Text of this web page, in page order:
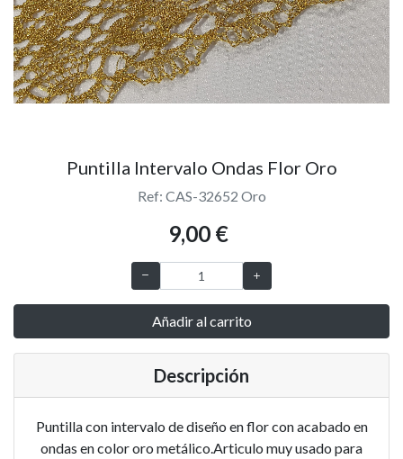
Puntilla Intervalo Ondas Flor Oro
Ref: CAS-32652 Oro
9,00 €
Añadir al carrito
Descripción
Puntilla con intervalo de diseño en flor con acabado en
ondas en color oro metálico.Articulo muy usado para